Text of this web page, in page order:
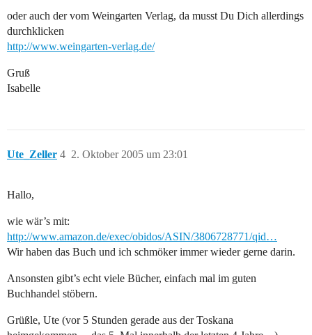
oder auch der vom Weingarten Verlag, da musst Du Dich allerdings
durchklicken
http://www.weingarten-verlag.de/
Gruß
Isabelle
Ute_Zeller 2. Oktober 2005 um 23:01
4
Hallo,
wie wär’s mit:
http://www.amazon.de/exec/obidos/ASIN/3806728771/qid…
Wir haben das Buch und ich schmöker immer wieder gerne darin.
Ansonsten gibt’s echt viele Bücher, einfach mal im guten
Buchhandel stöbern.
Grüßle, Ute (vor 5 Stunden gerade aus der Toskana